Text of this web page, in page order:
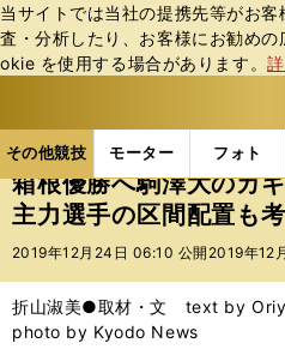
当サイトでは当社の提携先等がお
査・分析したり、お客様にお勧め
okie を使⽤する場合があります。
その他競技 モーター フォト
ス
ポ
ル
バ
その他競技の記事一覧
箱根優勝へ駒澤大のカ
主力選手の区間配置も
2019年12月24日 06:10 公開 2019年12
折山淑美●取材・文 text by
photo by Kyodo News